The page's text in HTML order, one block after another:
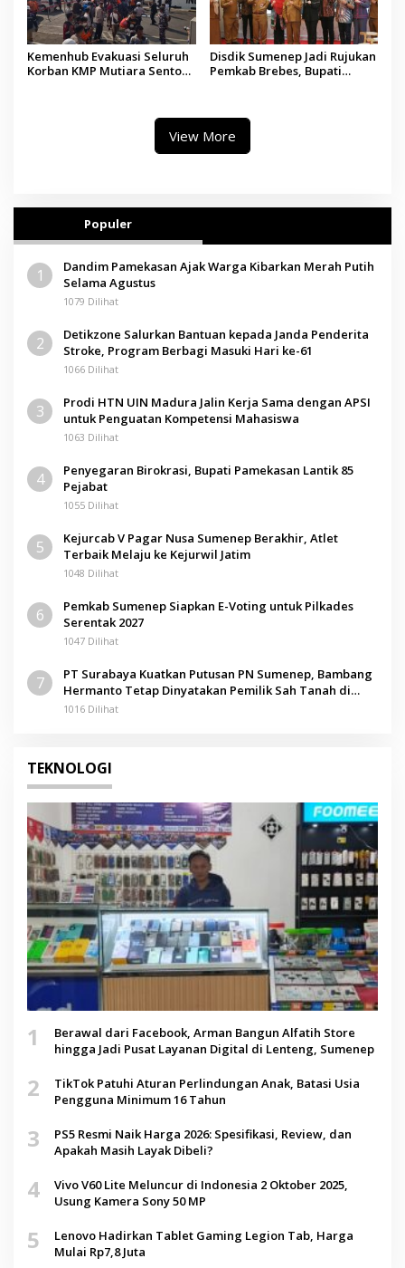
Kemenhub Evakuasi Seluruh
Korban KMP Mutiara Sentosa
Disdik Sumenep Jadi Rujukan
Pemkab Brebes, Bupati
View More
Populer
1
Dandim Pamekasan Ajak Warga Kibarkan Merah Putih
Selama Agustus
1079 Dilihat
2
Detikzone Salurkan Bantuan kepada Janda Penderita
Stroke, Program Berbagi Masuki Hari ke-61
1066 Dilihat
3
Prodi HTN UIN Madura Jalin Kerja Sama dengan APSI
untuk Penguatan Kompetensi Mahasiswa
1063 Dilihat
4
Penyegaran Birokrasi, Bupati Pamekasan Lantik 85
Pejabat
1055 Dilihat
5
Kejurcab V Pagar Nusa Sumenep Berakhir, Atlet
Terbaik Melaju ke Kejurwil Jatim
1048 Dilihat
6
Pemkab Sumenep Siapkan E-Voting untuk Pilkades
Serentak 2027
1047 Dilihat
7
PT Surabaya Kuatkan Putusan PN Sumenep, Bambang
Hermanto Tetap Dinyatakan Pemilik Sah Tanah di
Pamolokan
1016 Dilihat
TEKNOLOGI
1
Berawal dari Facebook, Arman Bangun Alfatih Store
hingga Jadi Pusat Layanan Digital di Lenteng, Sumenep
2
TikTok Patuhi Aturan Perlindungan Anak, Batasi Usia
Pengguna Minimum 16 Tahun
3
PS5 Resmi Naik Harga 2026: Spesifikasi, Review, dan
Apakah Masih Layak Dibeli?
4
Vivo V60 Lite Meluncur di Indonesia 2 Oktober 2025,
Usung Kamera Sony 50 MP
5
Lenovo Hadirkan Tablet Gaming Legion Tab, Harga
Mulai Rp7,8 Juta